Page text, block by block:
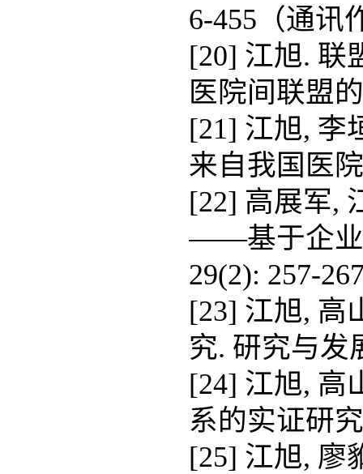
6-455（通讯
[20] 江旭.
医院间联盟
[21] 江旭, 李
来自我国医
[22] 高展军,
——基于企业
29(2): 257-
[23] 江旭, 高
究. 研究与发
[24] 江旭, 高
系的实证研
[25] 江旭, 廖